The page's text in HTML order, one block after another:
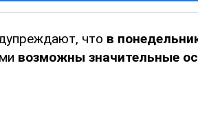
что в
возможны значительные